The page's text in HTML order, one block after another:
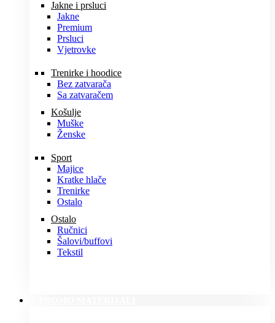
Jakne i prsluci
Jakne
Premium
Prsluci
Vjetrovke
Trenirke i hoodice
Bez zatvarača
Sa zatvaračem
Košulje
Muške
Ženske
Sport
Majice
Kratke hlače
Trenirke
Ostalo
Ostalo
Ručnici
Šalovi/buffovi
Tekstil